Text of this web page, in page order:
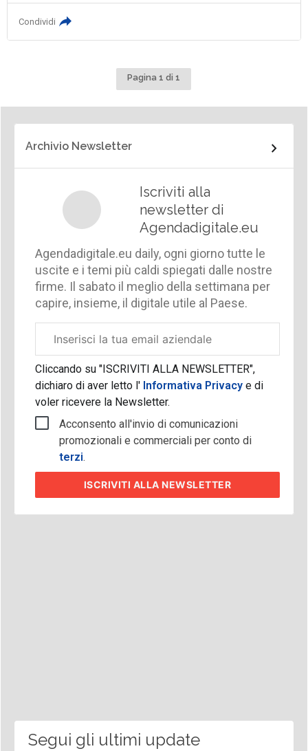
Condividi
Pagina 1 di 1
Archivio Newsletter
Iscriviti alla
newsletter di
Agendadigitale.eu
Agendadigitale.eu daily, ogni giorno tutte le
uscite e i temi più caldi spiegati dalle nostre
firme. Il sabato il meglio della settimana per
capire, insieme, il digitale utile al Paese.
aziendale
Cliccando su "ISCRIVITI ALLA NEWSLETTER",
dichiaro di aver letto l'Informativa Privacy e di
voler ricevere la Newsletter.
Acconsento all'invio di comunicazioni
promozionali e commerciali per conto di
terzi.
ISCRIVITI ALLA NEWSLETTER
Segui gli ultimi update